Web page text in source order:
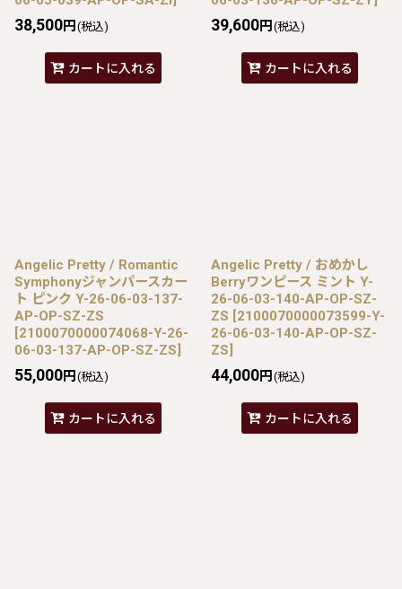
38,500円 (税込)
カートに入れる
39,600円 (税込)
カートに入れる
Angelic Pretty / Romantic
Symphonyジャンパースカー
ト ピンク Y-26-06-03-137-
AP-OP-SZ-ZS
[2100070000074068-Y-26-
06-03-137-AP-OP-SZ-ZS]
55,000円 (税込)
カートに入れる
Angelic Pretty / おめかし
Berryワンピース ミント Y-
26-06-03-140-AP-OP-SZ-
ZS [2100070000073599-Y-
26-06-03-140-AP-OP-SZ-
ZS]
44,000円 (税込)
カートに入れる